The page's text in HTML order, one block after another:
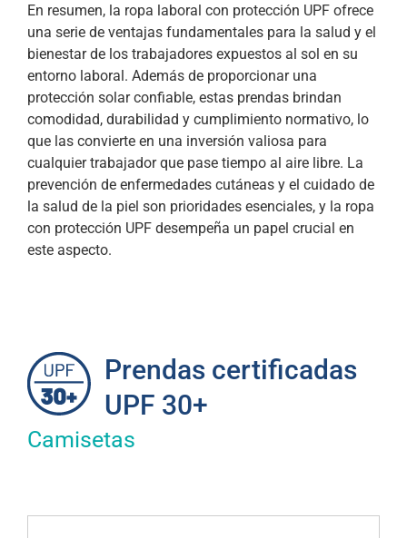
En resumen, la ropa laboral con protección UPF ofrece
una serie de ventajas fundamentales para la salud y el
bienestar de los trabajadores expuestos al sol en su
entorno laboral. Además de proporcionar una
protección solar confiable, estas prendas brindan
comodidad, durabilidad y cumplimiento normativo, lo
que las convierte en una inversión valiosa para
cualquier trabajador que pase tiempo al aire libre. La
prevención de enfermedades cutáneas y el cuidado de
la salud de la piel son prioridades esenciales, y la ropa
con protección UPF desempeña un papel crucial en
este aspecto.
Prendas certificadas
UPF 30+
Camisetas